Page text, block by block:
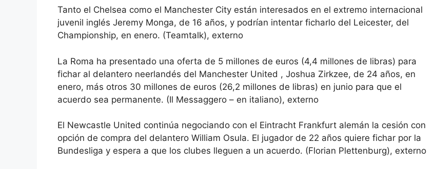
Tanto el Chelsea como el Manchester City están interesados ​​en el extremo internacional
juvenil inglés Jeremy Monga, de 16 años, y podrían intentar ficharlo del Leicester, del
Championship, en enero. (Teamtalk), externo
La Roma ha presentado una oferta de 5 millones de euros (4,4 millones de libras) para
fichar al delantero neerlandés del Manchester United , Joshua Zirkzee, de 24 años, en
enero, más otros 30 millones de euros (26,2 millones de libras) en junio para que el
acuerdo sea permanente. (Il Messaggero – en italiano), externo
El Newcastle United continúa negociando con el Eintracht Frankfurt alemán la cesión con
opción de compra del delantero William Osula. El jugador de 22 años quiere fichar por la
Bundesliga y espera a que los clubes lleguen a un acuerdo. (Florian Plettenburg), externo